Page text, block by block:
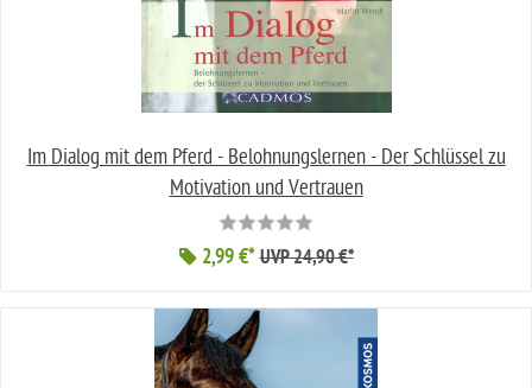
Im Dialog mit dem Pferd - Belohnungslernen - Der Schlüssel zu
Motivation und Vertrauen
2,99 €* UVP 24,90 €*